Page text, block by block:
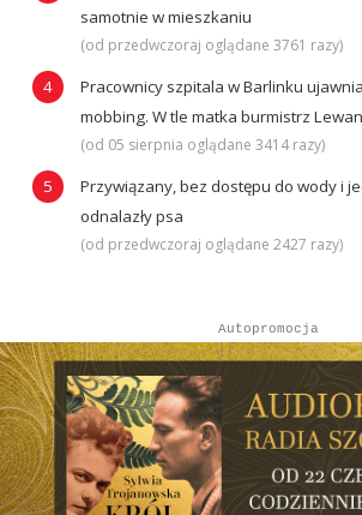
samotnie w mieszkaniu
(od przedwczoraj oglądane 3761 razy)
Pracownicy szpitala w Barlinku
mobbing. W tle matka burmistrz
(od 05 sierpnia oglądane 3414 razy)
Przywiązany, bez dostępu do wody i
odnalazły psa
(od przedwczoraj oglądane 2427 razy)
Autopromocja